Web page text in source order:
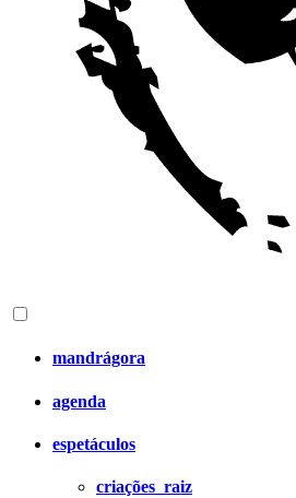
mandrágora
agenda
espetáculos
criações_raiz